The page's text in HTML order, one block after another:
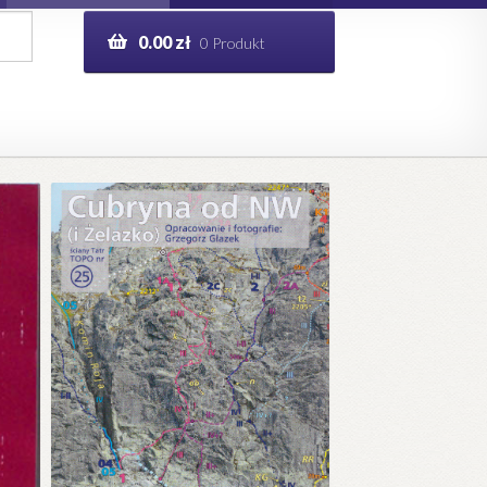
0.00zł 0 Produkt
Help in English